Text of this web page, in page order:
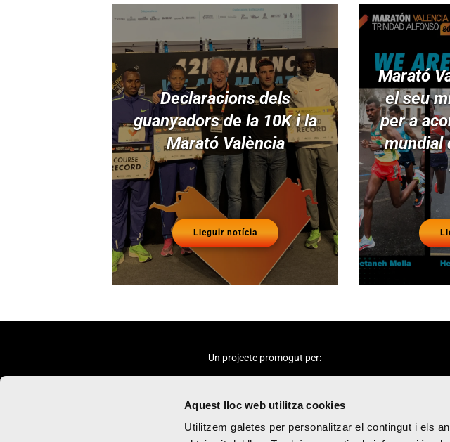
Aquest lloc web utilitza cookies
Utilitzem galetes per personalitzar el contingut i els
Declaracions dels
guanyadors de la 10K i la
Marató València
Lleguir notícia
Marató
el seu
per a
mundial
Un projecte promogut per: